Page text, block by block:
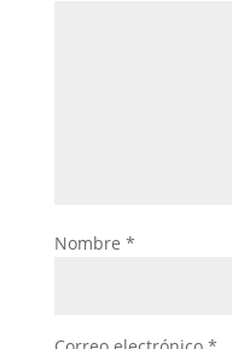
Nombre *